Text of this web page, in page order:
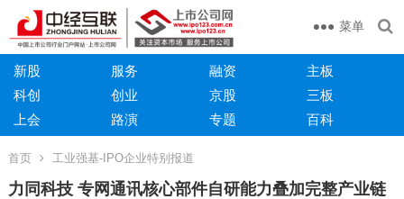
菜单
新股 服务 融资
主板
科创
创业 京股
三板
上会
路演 专题 百科
首页 工业强基-IPO企业特别报道
力同科技 专网通讯核心部件自研能力叠加完整产业链